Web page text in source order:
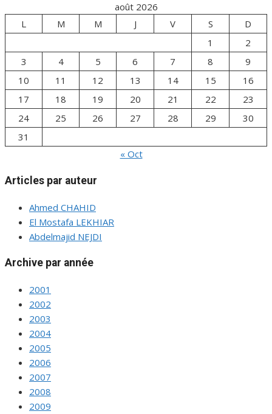
août 2026
L
M M J V S
D
1
2
3
4 5 6 7 8
9
10
11 12 13 14 15
16
17
18 19 20 21 22
23
24
25 26 27 28 29
30
31
« Oct
Articles par auteur
Ahmed CHAHID
El Mostafa LEKHIAR
Abdelmajid NEJDI
Archive par année
2001
2002
2003
2004
2005
2006
2007
2008
2009